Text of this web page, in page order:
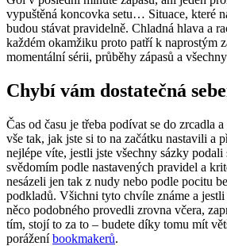
vypuštěná koncovka setu… Situace, které
budou stávat pravidelně. Chladná hlava a
každém okamžiku proto patří k naprostým
momentální sérii, průběhy zápasů a
Chybí vám dostatečná
Čas od času je třeba podívat se do zrcadla
vše tak, jak jste si to na začátku nastavili a
nejlépe víte, jestli jste všechny sázky podali
svědomím podle nastavených pravidel a
nesázeli jen tak z nudy nebo podle pocitu
podkladů. Všichni tyto chvíle známe a jestli
něco podobného provedli zrovna včera,
tím, stojí to za to – budete díky tomu mít
poráženíbookmakerů.